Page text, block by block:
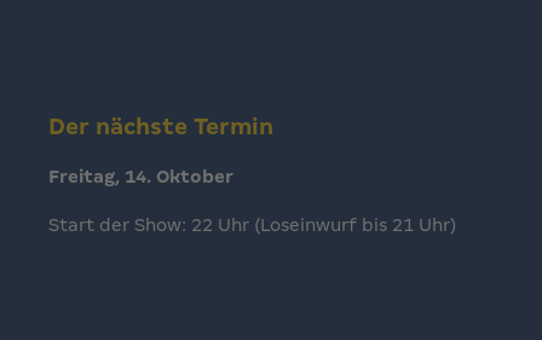
Der nächste Termin
Freitag, 14. Oktober
Start der Show: 22 Uhr (Loseinwurf bis 21 Uhr)